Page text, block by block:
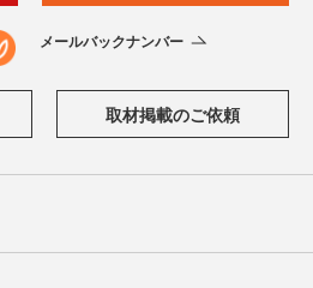
メールバックナンバー
取材掲載のご依頼